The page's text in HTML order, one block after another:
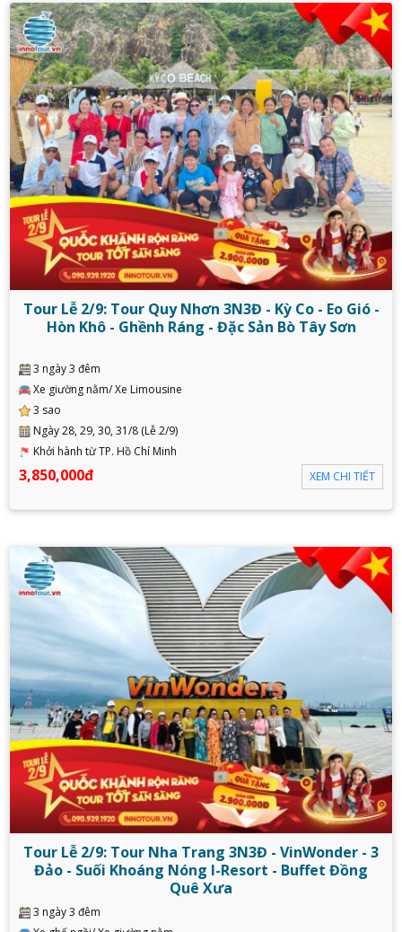
Tour Lễ 2/9: Tour Quy Nhơn 3N3Đ - Kỳ Co - Eo Gió -
Hòn Khô - Ghềnh Ráng - Đặc Sản Bò Tây Sơn
3 ngày 3 đêm
Xe giường nằm/ Xe Limousine
3 sao
Ngày 28, 29, 30, 31/8 (Lễ 2/9)
Khởi hành từ TP. Hồ Chí Minh
3,850,000đ XEM CHI TIẾT
Tour Lễ 2/9: Tour Nha Trang 3N3Đ - VinWonder - 3
Đảo - Suối Khoáng Nóng I-Resort - Buffet Đồng
Quê Xưa
3 ngày 3 đêm